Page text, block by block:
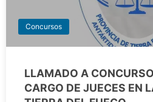
Concursos
LLAMADO A
CARGO DE JUECES EN